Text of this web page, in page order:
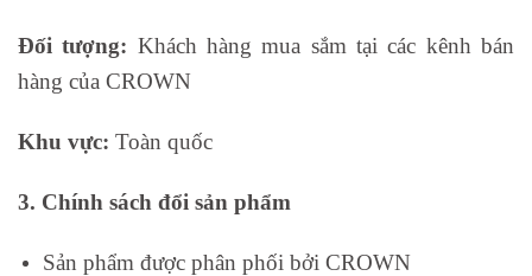
Đối tượng: Khách hàng mua sắm tại các kênh bán
hàng của CROWN
Khu vực: Toàn quốc
3. Chính sách đổi sản phẩm
Sản phẩm được phân phối bởi CROWN